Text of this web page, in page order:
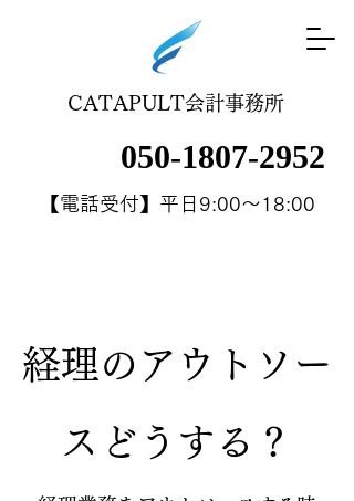
CATAPULT会計事務所
050-1807-2952
【電話受付】平日9:00～18:00
経理のアウトソー
スどうする？